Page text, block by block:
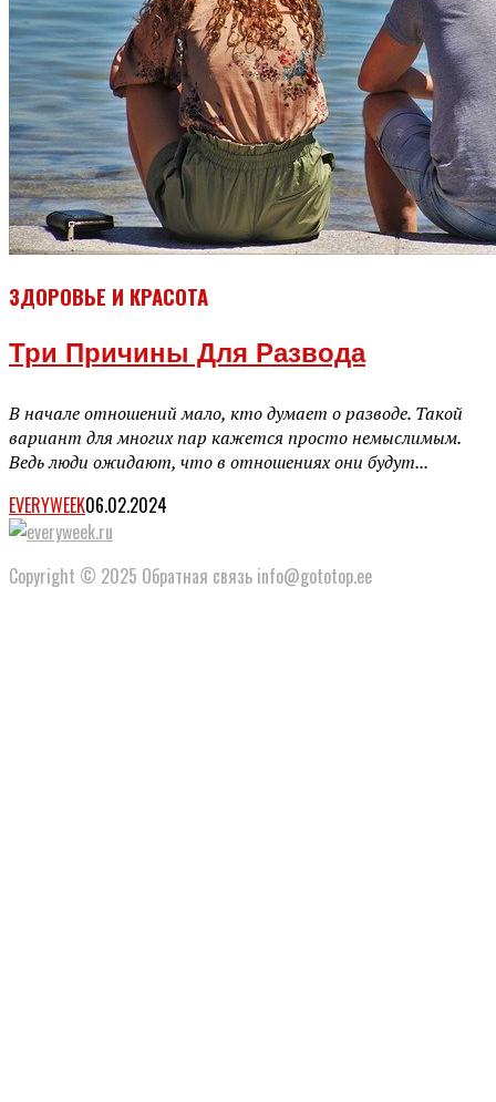
ЗДОРОВЬЕ И КРАСОТА
Три Причины Для Развода
В начале отношений мало, кто думает о разводе. Такой
вариант для многих пар кажется просто немыслимым.
Ведь люди ожидают, что в отношениях они будут...
EVERYWEEK06.02.2024
Copyright © 2025 Обратная связь info@gototop.ee